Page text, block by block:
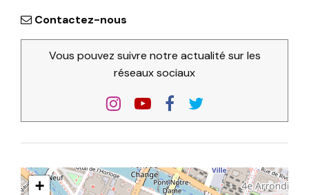
Contactez-nous
Vous pouvez suivre notre actualité sur les
réseaux sociaux
+